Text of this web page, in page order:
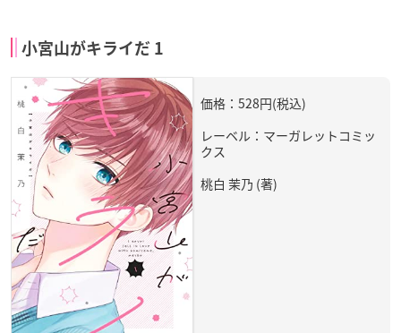
小宮山がキライだ 1
価格：528円(税込)
レーベル：マーガレットコミッ
クス
桃白 茉乃 (著)